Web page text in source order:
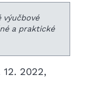
výučbové
a praktické
2022,